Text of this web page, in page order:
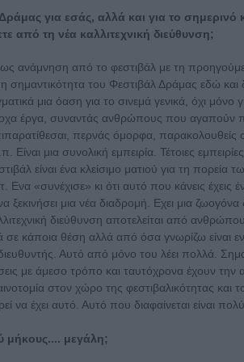
για εσάς, αλλά και για το σημερινό
από τη νέα καλλιτεχνική διεύθυνση;
ανάμνηση από το φεστιβάλ με τη
του Φεστιβάλ Δράμας εδώ και
μια όαση για το σινεμά γενικά, όχι μόνο
έργα, συναντάς ανθρώπους που αγαπούν
περνάς όμορφα, παρακολουθείς
Είναι μια συνολική εμπειρία. Τέτοιες
είναι ένα κλείσιμο ματιού για τη πορεία
Ενα «συνέχισε» κι ότι αυτό που κάνεις έχεις
ξεκινήσει μια νέα διαδρομή. Εχει μια
διεύθυνση αποτελείται από
σε κάποια θέση αλλά από όσα γνωρίζω είναι
διευθυντής. Αυτό από μόνο του λέει πολλά.
με άμεσο τρόπο και ταυτόχρονα έχουν την
στον χώρο της φεστιβαλικότητας και
να έχει αυτό. Αυτό που διαφαίνεται είναι πολύ
μήκους.... μεγάλη;